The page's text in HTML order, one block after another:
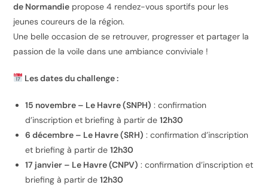
de Normandie propose 4 rendez-vous sportifs pour les
jeunes coureurs de la région.
Une belle occasion de se retrouver, progresser et partager la
passion de la voile dans une ambiance conviviale !
Les dates du challenge :
15 novembre – Le Havre (SNPH) : confirmation
d’inscription et briefing à partir de12h30
6 décembre – Le Havre (SRH) : confirmation d’inscription
et briefing à partir de12h30
17 janvier – Le Havre (CNPV) : confirmation d’inscription et
briefing à partir de12h30